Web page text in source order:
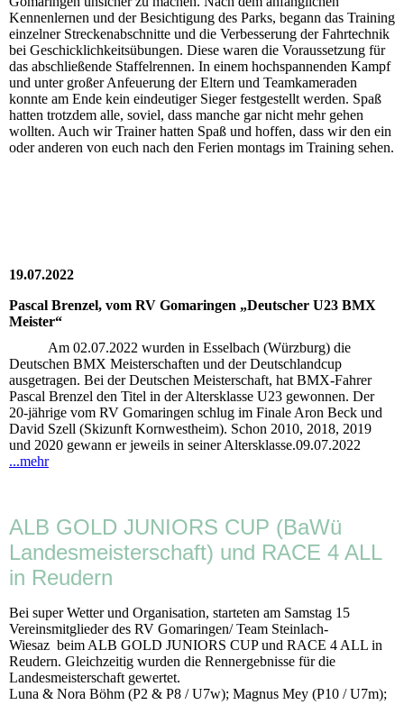
Kennenlernen und der Besichtigung des Parks, begann das Training
einzelner Streckenabschnitte und die Verbesserung der Fahrtechnik
bei Geschicklichkeitsübungen. Diese waren die Voraussetzung für
das abschließende Staffelrennen. In einem hochspannenden Kampf
und unter großer Anfeuerung der Eltern und Teamkameraden
konnte am Ende kein eindeutiger Sieger festgestellt werden. Spaß
hatten trotzdem alle, soviel, dass manche gar nicht mehr gehen
wollten. Auch wir Trainer hatten Spaß und hoffen, dass wir den ein
oder anderen von euch nach den Ferien montags im Training sehen.
19.07.2022
Pascal Brenzel, vom RV Gomaringen „Deutscher U23 BMX
Meister“
Am 02.07.2022 wurden in Esselbach (Würzburg) die
Deutschen BMX Meisterschaften und der Deutschlandcup
ausgetragen. Bei der Deutschen Meisterschaft, hat BMX-Fahrer
Pascal Brenzel den Titel in der Altersklasse U23 gewonnen. Der
20-jährige vom RV Gomaringen schlug im Finale Aron Beck und
David Szell (Skizunft Kornwestheim). Schon 2010, 2018, 2019
und 2020 gewann er jeweils in seiner Altersklasse.09.07.2022
...mehr
ALB GOLD JUNIORS CUP (BaWü
Landesmeisterschaft) und RACE 4 ALL
in Reudern
Bei super Wetter und Organisation, starteten am Samstag 15
Vereinsmitglieder des RV Gomaringen/ Team Steinlach-
Wiesaz beim ALB GOLD JUNIORS CUP und RACE 4 ALL in
Reudern. Gleichzeitig wurden die Rennergebnisse für die
Landesmeisterschaft gewertet.
Luna & Nora Böhm (P2 & P8 / U7w); Magnus Mey (P10 / U7m);